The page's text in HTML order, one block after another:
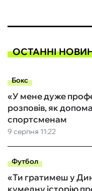
ОСТАННІ
Бокс
9 серпня 11:22
«У мене дуже
розповів, як
спортсменам
Футбол
«Ти гратимеш у
кумедну історію